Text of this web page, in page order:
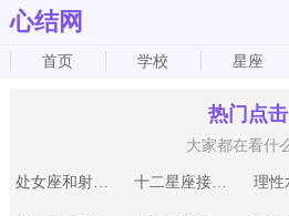
首页 学校 星座
心结网
热门点击
大家都在看什
处女座和射手座不适合在一起